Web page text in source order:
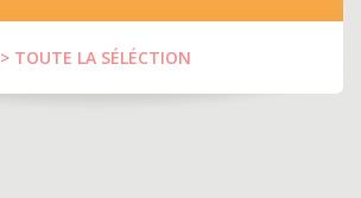
> TOUTE LA SÉLÉCTION